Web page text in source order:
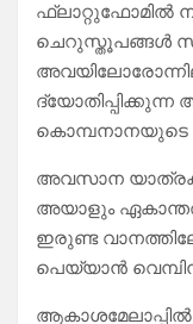
ഫ്ലാറ്റുഫോമിൽ
ചെറുസ്തൂപങ്ങൾ
കൊമ്പനാനയുടെ
അവസാന
അയാളും
ഇരുണ്ട
പെയ്യാൻ
ആകാശമേലാപ്പിൽ